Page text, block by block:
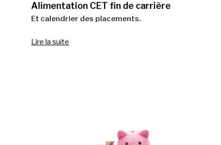
Alimentation CET fin de carrière
Et calendrier des placements.
Lire la suite